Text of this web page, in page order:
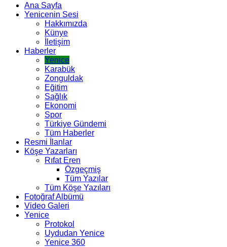
Ana Sayfa
Yenicenin Sesi
Hakkımızda
Künye
İletişim
Haberler
Yenice
Karabük
Zonguldak
Eğitim
Sağlık
Ekonomi
Spor
Türkiye Gündemi
Tüm Haberler
Resmi İlanlar
Köşe Yazarları
Rıfat Eren
Özgeçmiş
Tüm Yazılar
Tüm Köşe Yazıları
Fotoğraf Albümü
Video Galeri
Yenice
Protokol
Uydudan Yenice
Yenice 360